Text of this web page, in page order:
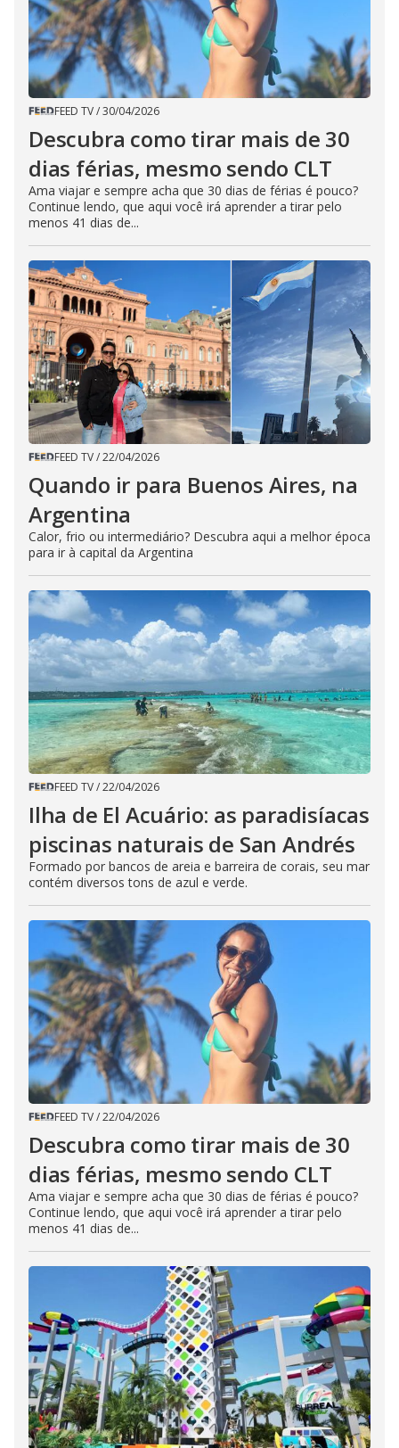
FEED TV/30/04/2026
Descubra como tirar mais de 30
dias férias, mesmo sendo CLT
Ama viajar e sempre acha que 30 dias de férias é pouco?
Continue lendo, que aqui você irá aprender a tirar pelo
menos 41 dias de...
FEED TV/22/04/2026
Quando ir para Buenos Aires, na
Argentina
Calor, frio ou intermediário? Descubra aqui a melhor época
para ir à capital da Argentina
FEED TV/22/04/2026
Ilha de El Acuário: as paradisíacas
piscinas naturais de San Andrés
Formado por bancos de areia e barreira de corais, seu mar
contém diversos tons de azul e verde.
FEED TV/22/04/2026
Descubra como tirar mais de 30
dias férias, mesmo sendo CLT
Ama viajar e sempre acha que 30 dias de férias é pouco?
Continue lendo, que aqui você irá aprender a tirar pelo
menos 41 dias de...